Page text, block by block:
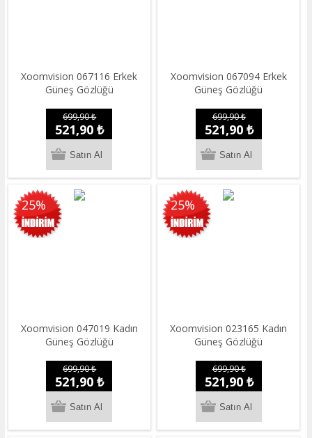
Xoomvision 067116 Erkek
Güneş Gözlüğü
699,90 ₺
521,90 ₺
Xoomvision 067094 Erkek
Güneş Gözlüğü
699,90 ₺
521,90 ₺
25%
Xoomvision 047019 Kadın
Güneş Gözlüğü
699,90 ₺
521,90 ₺
25%
Xoomvision 023165 Kadın
Güneş Gözlüğü
699,90 ₺
521,90 ₺